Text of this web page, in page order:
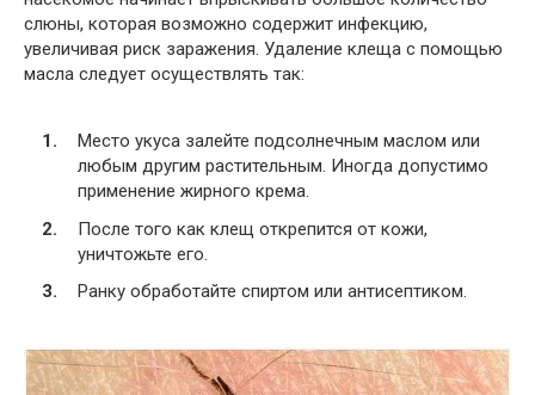
слюны, которая возможно содержит инфекцию,
увеличивая риск заражения. Удаление клеща с помощью
масла следует осуществлять так:
Место укуса залейте подсолнечным маслом или
любым другим растительным. Иногда допустимо
применение жирного крема.
После того как клещ открепится от кожи,
уничтожьте его.
Ранку обработайте спиртом или антисептиком.